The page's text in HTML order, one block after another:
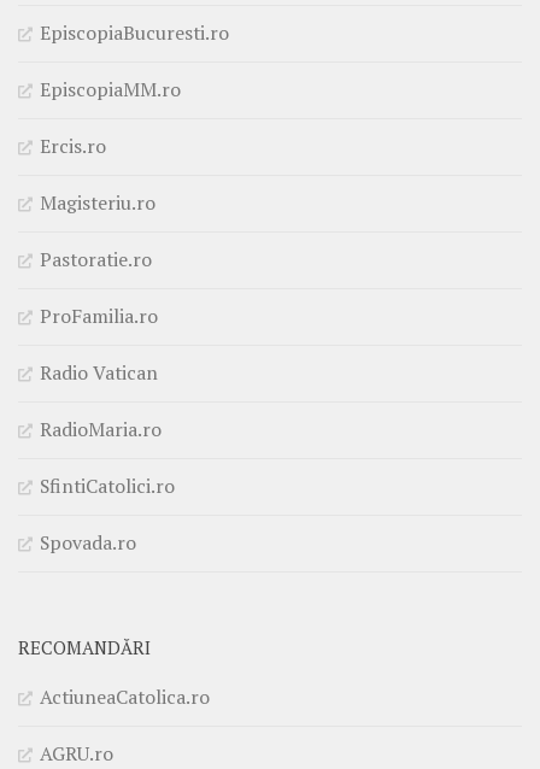
EpiscopiaBucuresti.ro
EpiscopiaMM.ro
Ercis.ro
Magisteriu.ro
Pastoratie.ro
ProFamilia.ro
Radio Vatican
RadioMaria.ro
SfintiCatolici.ro
Spovada.ro
RECOMANDĂRI
ActiuneaCatolica.ro
AGRU.ro